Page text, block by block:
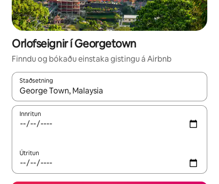
Orlofseignir í Georgetown
Finndu og bókaðu einstaka gistingu á Airbnb
Staðsetning
Þegar niðurstöður liggja fyrir skaltu nota upp og niður
Innritun
Útritun